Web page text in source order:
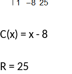
C(x) = x - 8
R = 25